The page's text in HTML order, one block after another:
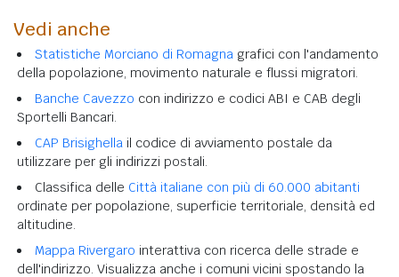
Vedi anche
Statistiche Morciano di Romagna grafici con l'andamento
della popolazione, movimento naturale e flussi migratori.
Banche Cavezzo con indirizzo e codici ABI e CAB degli
Sportelli Bancari.
CAP Brisighella il codice di avviamento postale da
utilizzare per gli indirizzi postali.
Classifica delle Città italiane con più di 60.000 abitanti
ordinate per popolazione, superficie territoriale, densità ed
altitudine.
Mappa Rivergaro interattiva con ricerca delle strade e
dell'indirizzo. Visualizza anche i comuni vicini spostando la